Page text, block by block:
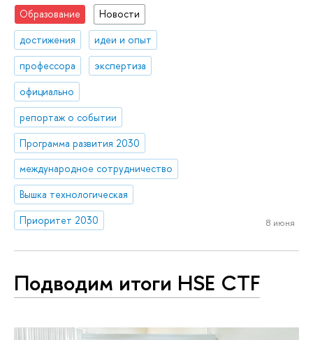
Образование
Новости
достижения
идеи и опыт
профессора
экспертиза
официально
репортаж о событии
Программа развития 2030
международное сотрудничество
Вышка технологическая
Приоритет 2030
8 июня
Подводим итоги HSE CTF